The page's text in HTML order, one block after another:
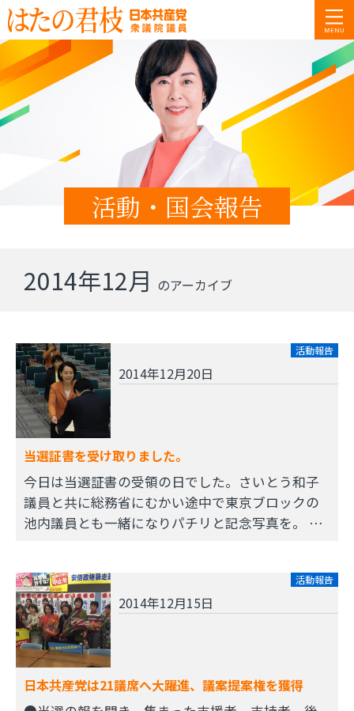
活動・国会報告
2014年12月 のアーカイブ
活動報告
2014年12月20日
当選証書を受け取りました。
今日は当選証書の受領の日でした。さいとう和子
議員と共に総務省にむかい途中で東京ブロックの
池内議員とも一緒になりパチリと記念写真を。 …
活動報告
2014年12月15日
日本共産党は21議席へ大躍進、議案提案権を獲得